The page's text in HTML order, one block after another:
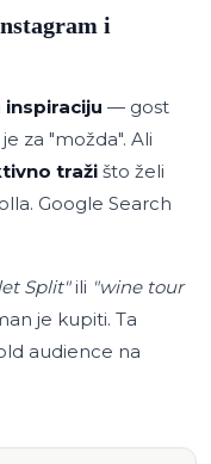
i
inspiraciju — gost
za "možda". Ali
traži što želi
Google Search
Split"ili "wine tour
je kupiti. Ta
audience na